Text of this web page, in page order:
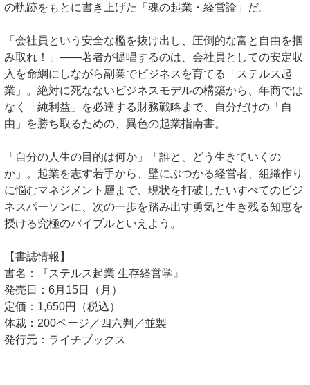
の軌跡をもとに書き上げた「魂の起業・経営論」だ。
「会社員という安全な檻を抜け出し、圧倒的な富と自由を掴
み取れ！」――著者が提唱するのは、会社員としての安定収
入を命綱にしながら副業でビジネスを育てる「ステルス起
業」。絶対に死なないビジネスモデルの構築から、年商では
なく「純利益」を必達する財務戦略まで、自分だけの「自
由」を勝ち取るための、異色の起業指南書。
「自分の人生の目的は何か」「誰と、どう生きていくの
か」。起業を志す若手から、壁にぶつかる経営者、組織作り
に悩むマネジメント層まで、現状を打破したいすべてのビジ
ネスパーソンに、次の一歩を踏み出す勇気と生き残る知恵を
授ける究極のバイブルといえよう。
【書誌情報】
書名：『ステルス起業 生存経営学』
発売日：6月15日（月）
定価：1,650円（税込）
体裁：200ページ／四六判／並製
発行元：ライチブックス